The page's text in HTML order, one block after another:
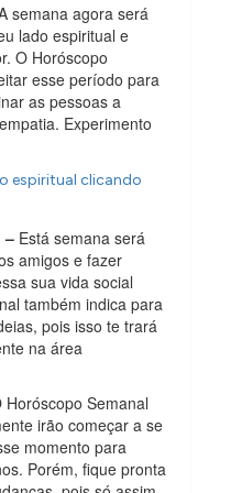
semana agora será
lado espiritual e
O Horóscopo
esse período para
as pessoas a
Experimento
espiritual clicando
– Está semana será
amigos e fazer
sua vida social
também indica para
pois isso te trará
na área
Horóscopo Semanal
irão começar a se
momento para
Porém, fique pronta